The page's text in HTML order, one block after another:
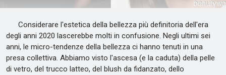
Considerare l'estetica della bellezza più definitoria dell'era
degli anni 2020 lascerebbe molti in confusione. Negli ultimi sei
anni, le micro-tendenze della bellezza ci hanno tenuti in una
presa collettiva. Abbiamo visto l'ascesa (e la caduta) della pelle
di vetro, del trucco latteo, del blush da fidanzato, dello